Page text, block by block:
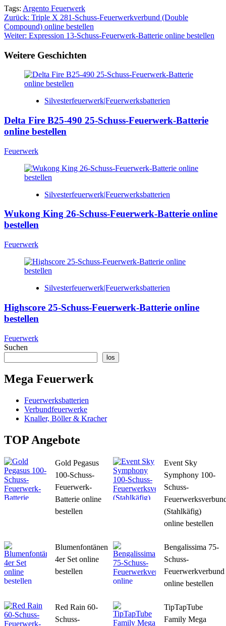
Tags: Argento Feuerwerk
Beitragsnavigation
Zurück: Triple X 281-Schuss-Feuerwerkverbund (Double
Compound) online bestellen
Weiter: Expression 13-Schuss-Feuerwerk-Batterie online bestellen
Weitere Geschichten
Silvesterfeuerwerk|Feuerwerksbatterien
Delta Fire B25-490 25-Schuss-Feuerwerk-Batterie
online bestellen
Feuerwerk
Silvesterfeuerwerk|Feuerwerksbatterien
Wukong King 26-Schuss-Feuerwerk-Batterie online
bestellen
Feuerwerk
Silvesterfeuerwerk|Feuerwerksbatterien
Highscore 25-Schuss-Feuerwerk-Batterie online
bestellen
Feuerwerk
Suchen
los
Mega Feuerwerk
Feuerwerksbatterien
Verbundfeuerwerke
Knaller, Böller & Kracher
TOP Angebote
Gold Pegasus
100-Schuss-
Feuerwerk-
Batterie online
bestellen
Event Sky
Symphony 100-
Schuss-
(Stahlkäfig)
online bestellen
Blumenfontänen
4er Set online
bestellen
Bengalissima 75-
Schuss-
Feuerwerkverbund
online bestellen
Red Rain 60-
Schuss-
TipTapTube
Family Mega